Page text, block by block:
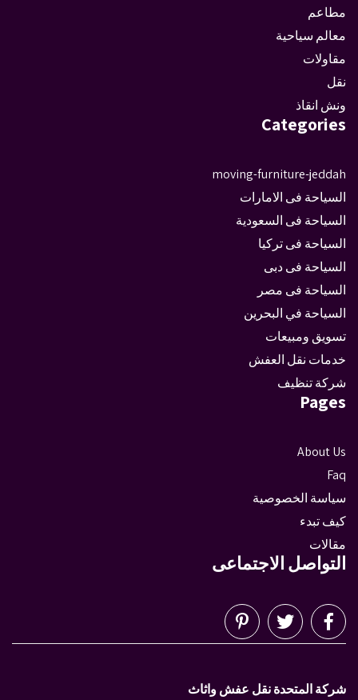
مطاعم
معالم سياحية
مقاولات
نقل
ونش انقاذ
Categories
moving-furniture-jeddah
السياحة فى الامارات
السياحة فى السعودية
السياحة فى تركيا
السياحة فى دبى
السياحة فى مصر
السياحة في البحرين
تسويق ومبيعات
خدمات نقل العفش
شركة تنظيف
Pages
About Us
Faq
سياسة الخصوصية
كيف تبدء
مقالات
التواصل الاجتماعى
شركة المتحدة نقل عفش واثاث